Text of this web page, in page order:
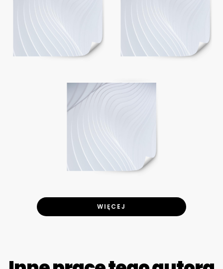
WIĘCEJ